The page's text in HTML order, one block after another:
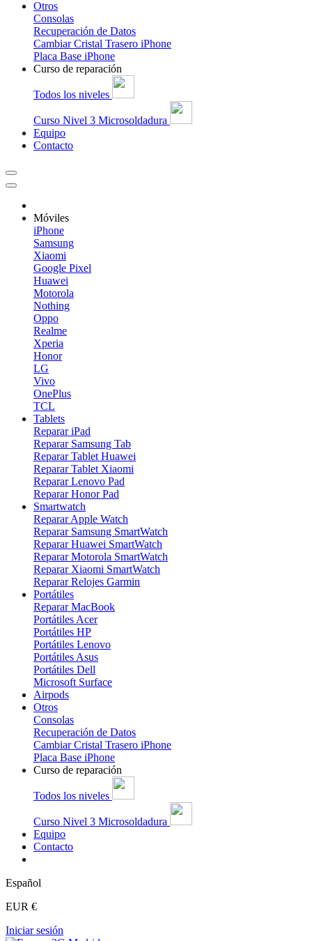
Otros
Consolas
Recuperación de Datos
Cambiar Cristal Trasero iPhone
Placa Base iPhone
Curso de reparación
Todos los niveles
Curso Nivel 3 Microsoldadura
Equipo
Contacto
Móviles
iPhone
Samsung
Xiaomi
Google Pixel
Huawei
Motorola
Nothing
Oppo
Realme
Xperia
Honor
LG
Vivo
OnePlus
TCL
Tablets
Reparar iPad
Reparar Samsung Tab
Reparar Tablet Huawei
Reparar Tablet Xiaomi
Reparar Lenovo Pad
Reparar Honor Pad
Smartwatch
Reparar Apple Watch
Reparar Samsung SmartWatch
Reparar Huawei SmartWatch
Reparar Motorola SmartWatch
Reparar Xiaomi SmartWatch
Reparar Relojes Garmin
Portátiles
Reparar MacBook
Portátiles Acer
Portátiles HP
Portátiles Lenovo
Portátiles Asus
Portátiles Dell
Microsoft Surface
Airpods
Otros
Consolas
Recuperación de Datos
Cambiar Cristal Trasero iPhone
Placa Base iPhone
Curso de reparación
Todos los niveles
Curso Nivel 3 Microsoldadura
Equipo
Contacto
Español
EUR €
Iniciar sesión